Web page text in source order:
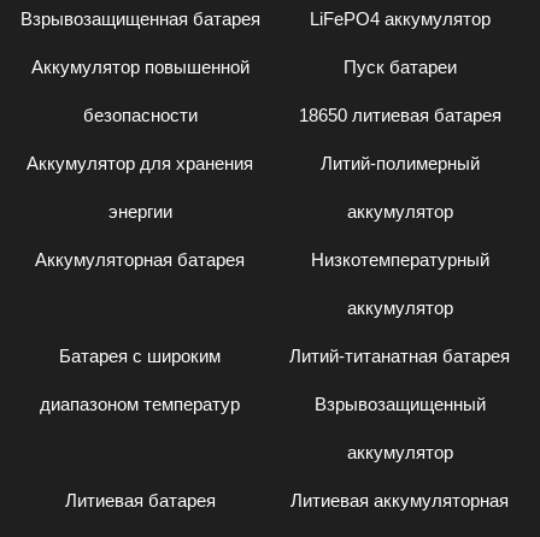
Взрывозащищенная батарея LiFePO4 аккумулятор
Аккумулятор повышенной
безопасности
Пуск батареи
18650 литиевая батарея
Аккумулятор для хранения
энергии
Литий-полимерный
аккумулятор
Аккумуляторная батарея Низкотемпературный
аккумулятор
Батарея с широким
диапазоном температур
Литий-титанатная батарея
Взрывозащищенный
аккумулятор
Литиевая батарея Литиевая аккумуляторная